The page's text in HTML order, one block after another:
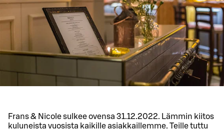
Frans & Nicole sulkee ovensa 31.12.2022. Lämmin kiitos
kuluneista vuosista kaikille asiakkaillemme. Teille tuttu